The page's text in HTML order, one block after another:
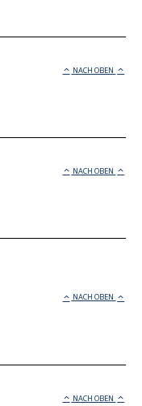
NACH OBEN
NACH OBEN
NACH OBEN
NACH OBEN